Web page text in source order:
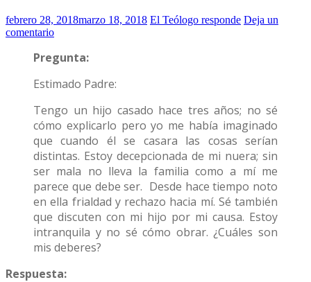
febrero 28, 2018marzo 18, 2018 El Teólogo responde Deja un
comentario
Pregunta:
Estimado Padre:
Tengo un hijo casado hace tres años; no sé
cómo explicarlo pero yo me había imaginado
que cuando él se casara las cosas serían
distintas. Estoy decepcionada de mi nuera; sin
ser mala no lleva la familia como a mí me
parece que debe ser. Desde hace tiempo noto
en ella frialdad y rechazo hacia mí. Sé también
que discuten con mi hijo por mi causa. Estoy
intranquila y no sé cómo obrar. ¿Cuáles son
mis deberes?
Respuesta: